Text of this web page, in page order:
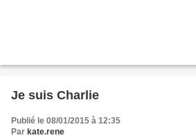
Je suis Charlie
Publié le 08/01/2015 à 12:35
Par kate.rene